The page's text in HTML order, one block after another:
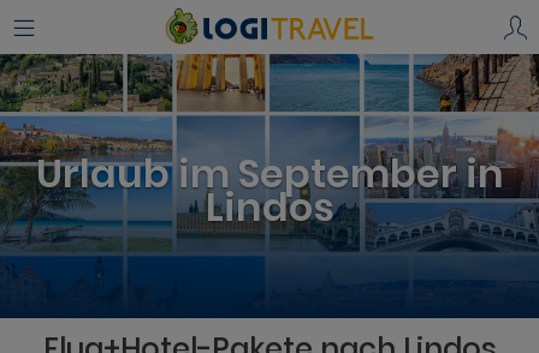
Urlaub im September in
Lindos